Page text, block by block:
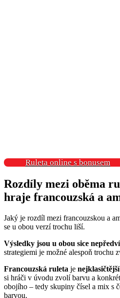
Ruleta online s bonusem
Rozdíly mezi oběma
hraje francouzská a
Jaký je rozdíl mezi francouzskou a
se u obou verzí trochu liší.
Výsledky jsou u obou sice
strategiemi je možné alespoň trochu
Francouzská ruleta je
si hráči v úvodu zvolí barvu a
obojího – tedy skupiny čísel a mix s
barvou.